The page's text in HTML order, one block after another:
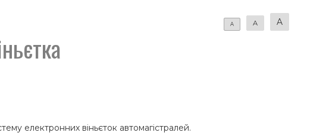
A A A
електронних віньєток автомагістралей.